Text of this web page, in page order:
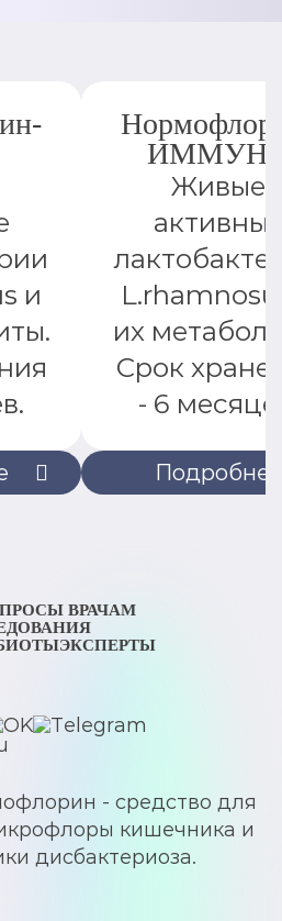
и
Подробнее
Живые
их
Срок
- 6
ВРАЧАМ
ЭКСПЕРТЫ
- средство для
кишечника и
дисбактериоза.